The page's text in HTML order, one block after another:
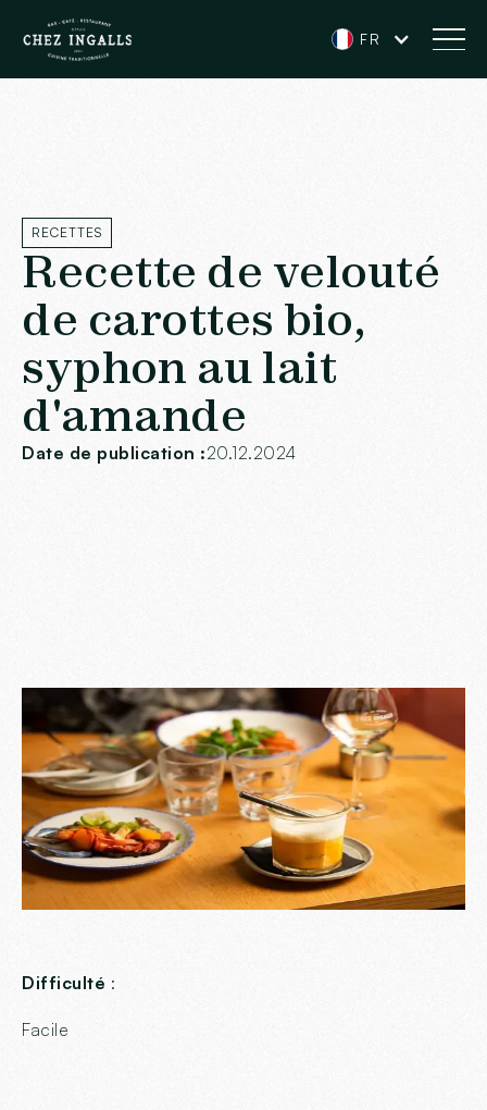
FR
RECETTES
Recette de velouté
de carottes bio,
syphon au lait
d'amande
Date de publication :20.12.2024
Cette recettepropose un velouté simple et
réconfortant à base de carottes bio et de pommes
de terre, agrémenté d'une touche originale de lait
d'amande. Parfait pour une entrée légère ou un plat
principal comme accompagnement.
Difficulté :
Facile